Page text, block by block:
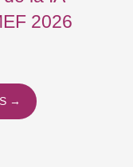
2026
→